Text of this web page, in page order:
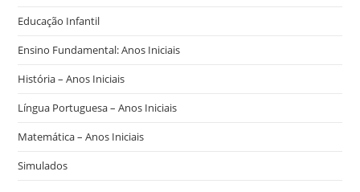
Educação Infantil
Ensino Fundamental: Anos Iniciais
História – Anos Iniciais
Língua Portuguesa – Anos Iniciais
Matemática – Anos Iniciais
Simulados